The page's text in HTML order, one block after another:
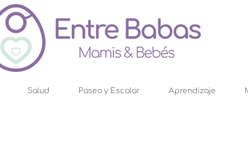
Salud Paseo y Escolar Aprendizaje